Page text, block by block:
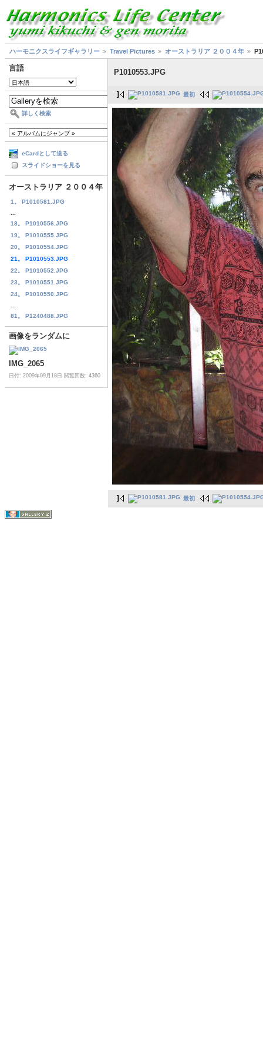
ハーモニクスライフギャラリー Travel Pictures オーストラリア ２００４年
言語
詳しく検索
eCardとして送る
スライドショーを見る
オーストラリア ２００４年
1。 P1010581.JPG
18。 P1010556.JPG
19。 P1010555.JPG
20。 P1010554.JPG
21。 P1010553.JPG
22。 P1010552.JPG
23。 P1010551.JPG
24。 P1010550.JPG
81。 P1240488.JPG
画像をランダムに
IMG_2065
日付: 2009年09月18日 閲覧回数: 4360
P1010553.JPG
最初
最初